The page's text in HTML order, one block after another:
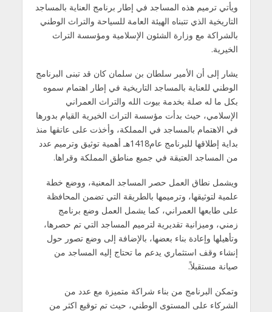
ويأتي ترميم هذه المساجد في إطار برنامج العناية بالمساجد
التاريخية الذي تتبناه الهيئة العامة للسياحة والتراث الوطني
بالشراكة مع وزارة الشئون الإسلامية ومؤسسة التراث
الخيرية.
يشار إلى أن الأمير سلطان بن سلمان كان قد تبنى البرنامج
الوطني للعناية بالمساجد التاريخية في إطار اهتمام سموه
بكل ما له صلة بخدمة بيوت الله والتراث العمراني
الإسلامي، حيث بدأت مؤسسة التراث الخيرية القيام بدورها
في الاهتمام بالمساجد في المملكة، وأخذت على عاتقها منذ
بداية إطلاقها للبرنامج عام1418هـ أهمية توثيق وترميم عدد
من المساجد العتيقة في جميع مناطق المملكة وقراها.
ويشمل نطاق العمل حصر المساجد المعنية، ووضع خطة
علمية لتوثيقها، وترميمها بالطريقة التي تضمن المحافظة
على طابعها العمراني، كما يشمل العمل وضع برنامج
زمني، وميزانية تقديرية لترميم المساجد التي تم حصرها،
وتأهيلها وإعادة بناء بعضها، بالإضافة إلى وضع تصور حول
إنشاء وقف استثماري يدعم ما تحتاج إليه المساجد من
صيانة مستقبلاً.
وتمكن البرنامج من بناء شراكة متميزة مع عدد من
الشركاء على المستوى الوطني، حيث تم توقيع اكثر من